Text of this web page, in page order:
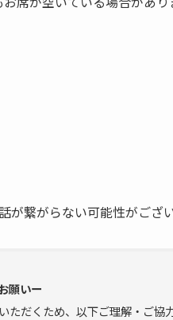
が繋がらない可能性がござ
願いー
ただくため、以下ご理解・ご協